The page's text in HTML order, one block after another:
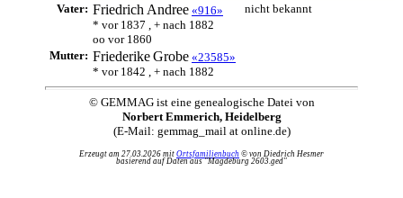
Vater: Friedrich Andree «916»
* vor 1837 , + nach 1882
oo vor 1860
nicht bekannt
Mutter: FriederikeGrobe «23585»
* vor 1842 , + nach 1882
© GEMMAG ist eine genealogische Datei von
Norbert Emmerich, Heidelberg
(E-Mail: gemmag_mail at online.de)
Erzeugt am 27.03.2026 mit Ortsfamilienbuch © von Diedrich Hesmer
basierend auf Daten aus "Magdeburg 2603.ged"